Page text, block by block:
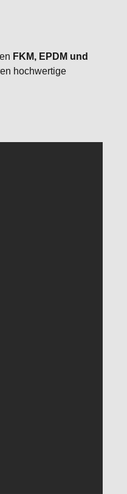
FKM, EPDM und
hochwertige